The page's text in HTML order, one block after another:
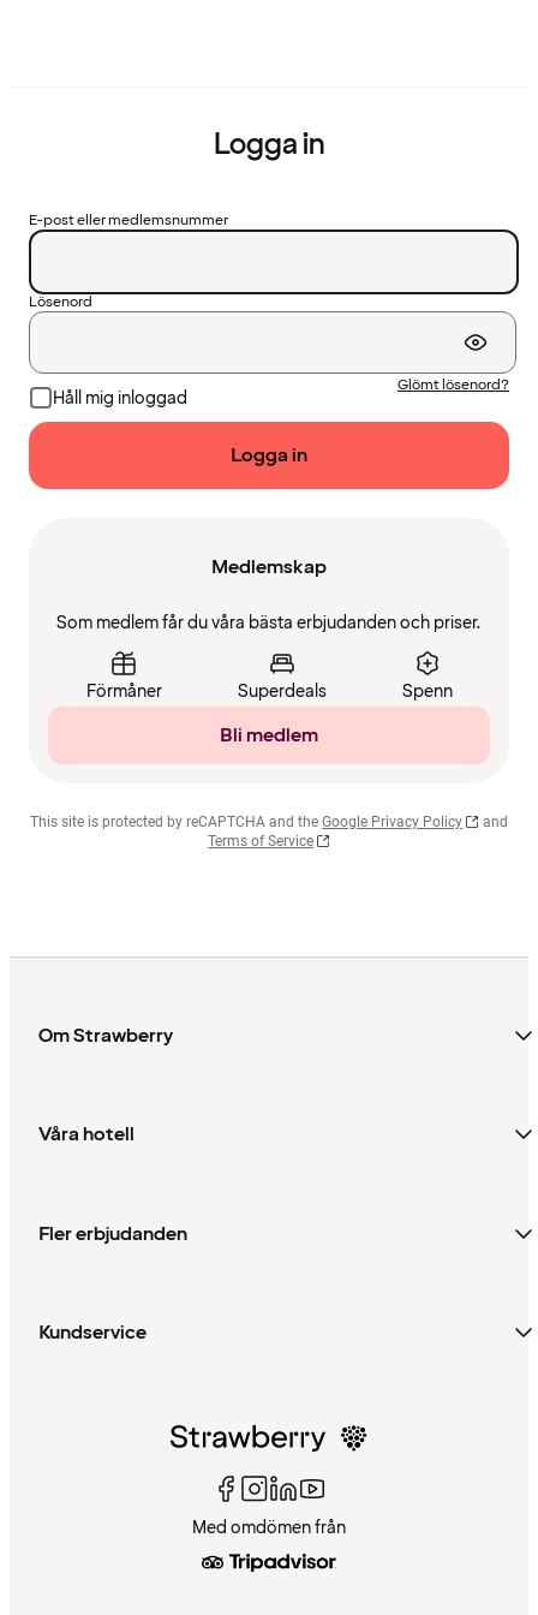
Logga in
E-post eller medlemsnummer
Lösenord
Håll mig inloggad
Glömt lösenord?
Logga in
Medlemskap
Som medlem får du våra bästa erbjudanden och priser.
Förmåner Superdeals Spenn
Bli medlem
This site is protected by reCAPTCHA and the Google Privacy Policy
and
Terms of Service
Om Strawberry
Våra hotell
Fler erbjudanden
Kundservice
Med omdömen från